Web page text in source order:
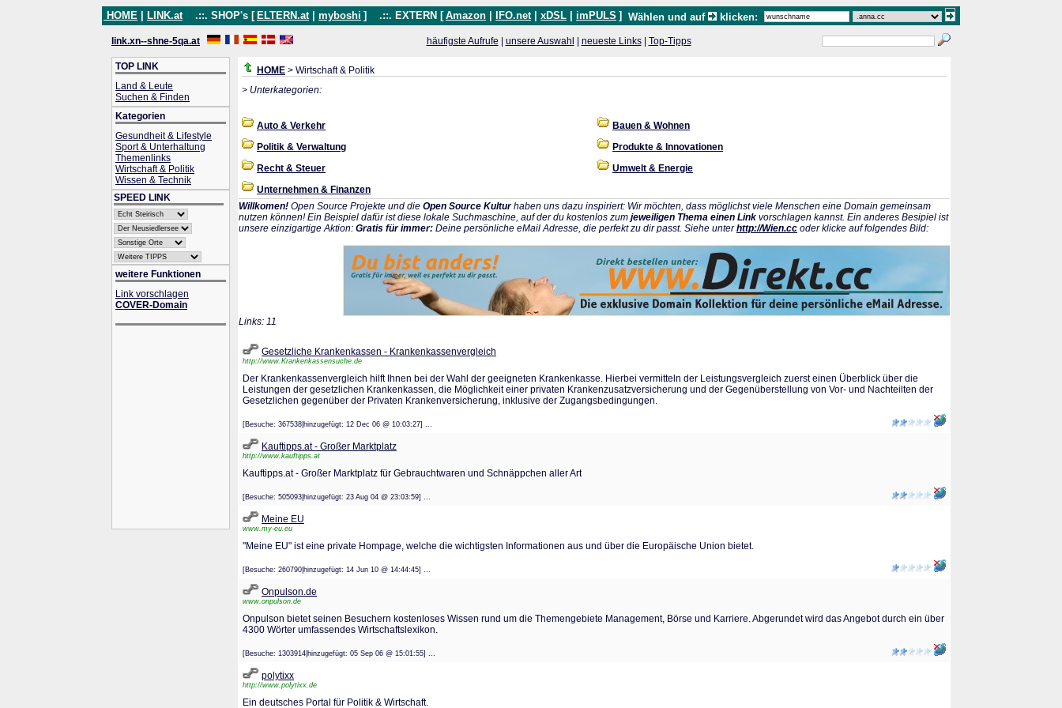
HOME LINK.at .::. SHOP's [ ELTERN.at myboshi ] .::. EXTERN [ Amazon IFO.net xDSL imPULS ] Wählen und auf klicken:
link.xn--shne-5qa.at häufigste Aufrufe unsere Auswahl neueste Links| Top-Tipps
TOP LINK
Land & Leute
Suchen & Finden
Kategorien
Gesundheit & Lifestyle
Sport & Unterhaltung
Themenlinks
Wirtschaft & Politik
Wissen & Technik
SPEED LINK
weitere Funktionen
Link vorschlagen
COVER-Domain
HOME > Wirtschaft & Politik
> Unterkategorien:
Auto & Verkehr
Bauen & Wohnen
Politik & Verwaltung
Produkte & Innovationen
Recht & Steuer
Umwelt & Energie
Unternehmen & Finanzen
Willkomen! Open Source Projekte und die Open Source Kulturhaben uns dazu inspiriert: Wir möchten, dass möglichst viele Menschen eine Domain gemeinsam
nutzen können! Ein Beispiel dafür ist diese lokale Suchmaschine, auf der du kostenlos zum jeweiligen Thema einen Link vorschlagen kannst. Ein anderes Besipiel ist
unsere einzigartige Aktion: Gratis für immer: Deine persönliche eMail Adresse, die perfekt zu dir passt. Siehe unterhttp://Wien.cc oder klicke auf folgendes Bild:
Links: 11
Gesetzliche Krankenkassen - Krankenkassenvergleich
http://www.Krankenkassensuche.de
Der Krankenkassenvergleich hilft Ihnen bei der Wahl der geeigneten Krankenkasse. Hierbei vermitteln der Leistungsvergleich zuerst einen Überblick über die
Leistungen der gesetzlichen Krankenkassen, die Möglichkeit einer privaten Krankenzusatzversicherung und der Gegenüberstellung von Vor- und Nachteilten der
Gesetzlichen gegenüber der Privaten Krankenversicherung, inklusive der Zugangsbedingungen.
[Besuche: 367538|hinzugefügt: 12 Dec 06 @ 10:03:27] ...
Kauftipps.at - Großer Marktplatz
http://www.kauftipps.at
Kauftipps.at - Großer Marktplatz für Gebrauchtwaren und Schnäppchen aller Art
[Besuche: 505093|hinzugefügt: 23 Aug 04 @ 23:03:59] ...
Meine EU
www.my-eu.eu
"Meine EU" ist eine private Hompage, welche die wichtigsten Informationen aus und über die Europäische Union bietet.
[Besuche: 260790|hinzugefügt: 14 Jun 10 @ 14:44:45] ...
Onpulson.de
www.onpulson.de
Onpulson bietet seinen Besuchern kostenloses Wissen rund um die Themengebiete Management, Börse und Karriere. Abgerundet wird das Angebot durch ein über
4300 Wörter umfassendes Wirtschaftslexikon.
[Besuche: 1303914|hinzugefügt: 05 Sep 06 @ 15:01:55] ...
polytixx
http://www.polytixx.de
Ein deutsches Portal für Politik & Wirtschaft.